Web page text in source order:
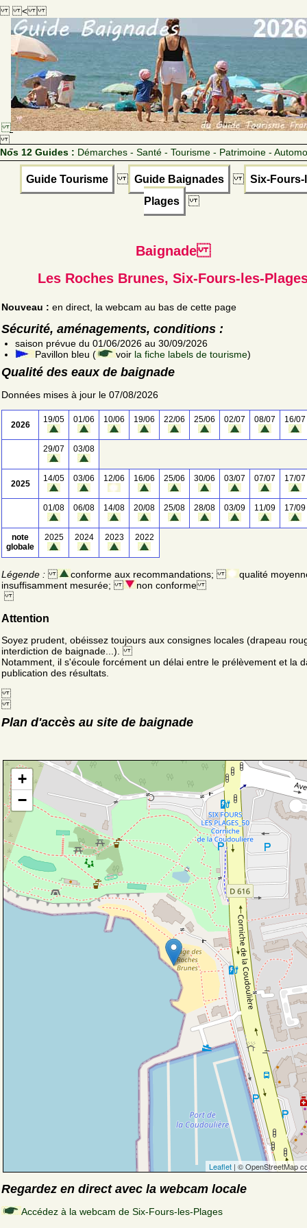
<
Nos 12 Guides : Démarches - Santé - Tourisme - Patrimoine -
Guide Tourisme Guide Baignades
Six-Fours-
Plages
Baignade
Les Roches Brunes, Six-Fours-les-
Nouveau : en direct, la webcam au bas de cette page
Sécurité, aménagements, conditions :
saison prévue du 01/06/2026 au 30/09/2026
Pavillon bleu (
voir la fiche labels de tourisme)
Qualité des eaux de baignade
Données mises à jour le 07/08/2026
2026
19/05 01/06 10/06 19/06 22/06 25/06 02/07 08/07 16/07
29/07 03/08
2025
14/05 03/06 12/06 16/06 25/06 30/06 03/07 07/07 17/07
01/08 06/08 14/08 20/08 25/08 28/08 03/09 11/09 17/09
note
globale
2025 2024 2023 2022
Légende : conforme aux recommandations;
qualité
insuffisamment mesurée;
non conforme
Attention
Soyez prudent, obéissez toujours aux consignes locales (drapeau
interdiction de baignade...).
Notamment, il s'écoule forcément un délai entre le prélèvement et la
publication des résultats.
Plan d'accès au site de baignade
+
−
Leaflet | © OpenStreetMap
Regardez en direct avec la webcam locale
Accédez à la webcam de Six-Fours-les-Plages